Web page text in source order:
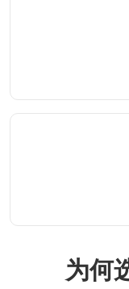
为何